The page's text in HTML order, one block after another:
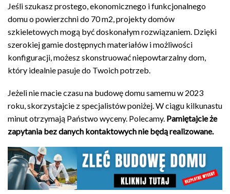
zł499.00.zł299.00.
Jeśli szukasz prostego, ekonomicznego i funkcjonalnego
domu o powierzchni do 70 m2, projekty domów
szkieletowych mogą być doskonałym rozwiązaniem. Dzięki
szerokiej gamie dostępnych materiałów i możliwości
konfiguracji, możesz skonstruować niepowtarzalny dom,
który idealnie pasuje do Twoich potrzeb.
Jeżeli nie macie czasu na budowę domu samemu w 2023
roku, skorzystajcie z specjalistów poniżej. W ciągu kilkunastu
minut otrzymają Państwo wyceny. Polecamy. Pamiętajcie że
zapytania bez danych kontaktowych nie będą realizowane.